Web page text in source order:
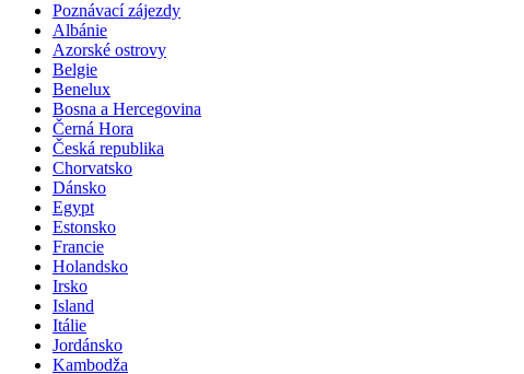
Poznávací zájezdy
Albánie
Azorské ostrovy
Belgie
Benelux
Bosna a Hercegovina
Černá Hora
Česká republika
Chorvatsko
Dánsko
Egypt
Estonsko
Francie
Holandsko
Irsko
Island
Itálie
Jordánsko
Kambodža